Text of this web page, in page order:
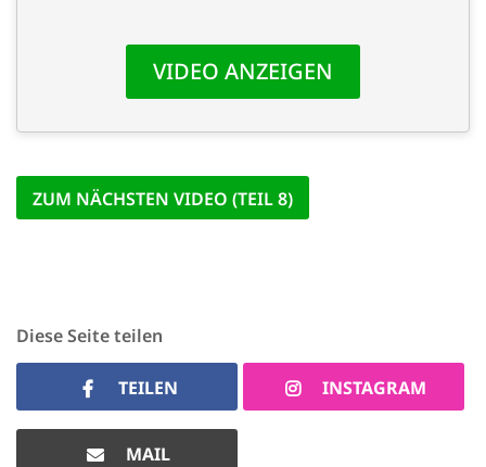
ZUM NÄCHSTEN VIDEO (TEIL 8)
Diese Seite teilen
TEILEN INSTAGRAM
MAIL
ALLEN